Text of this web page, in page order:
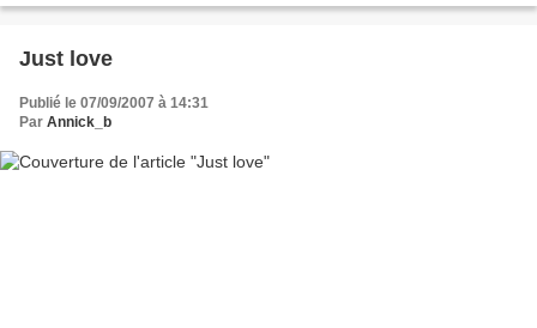
Just love
Publié le 07/09/2007 à 14:31
Par Annick_b